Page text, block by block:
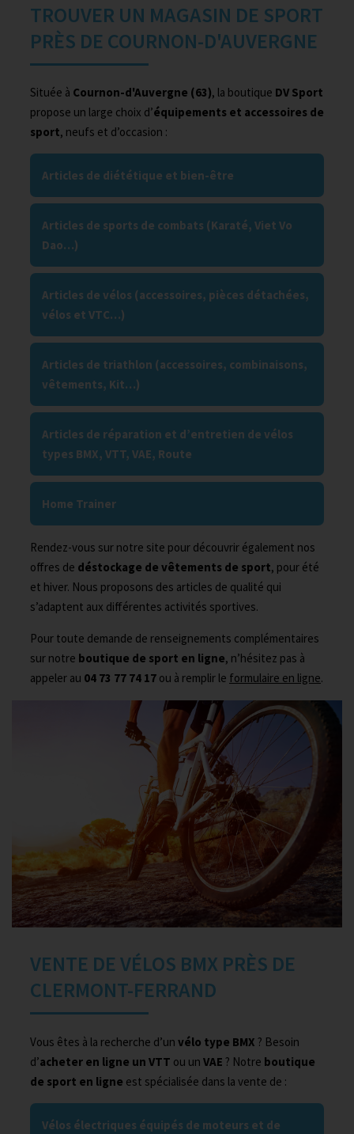
TROUVER UN MAGASIN DE SPORT
PRÈS DE COURNON-D'AUVERGNE
Située à Cournon-d'Auvergne (63), la boutique DV Sport
propose un large choix d’équipements et accessoires de
sport, neufs et d’occasion :
Articles de diététique et bien-être
Articles de sports de combats (Karaté, Viet Vo
Dao…)
Articles de vélos (accessoires, pièces détachées,
vélos et VTC…)
Articles de triathlon (accessoires, combinaisons,
vêtements, Kit…)
Articles de réparation et d’entretien de vélos
types BMX, VTT, VAE, Route
Home Trainer
Rendez-vous sur notre site pour découvrir également nos
offres de déstockage de vêtements de sport, pour été
et hiver. Nous proposons des articles de qualité qui
s’adaptent aux différentes activités sportives.
Pour toute demande de renseignements complémentaires
sur notre boutique de sport en ligne, n’hésitez pas à
appeler au 04 73 77 74 17 ou à remplir le formulaire en ligne.
VENTE DE VÉLOS BMX PRÈS DE
CLERMONT-FERRAND
Vous êtes à la recherche d’un vélo type BMX ? Besoin
d’acheter en ligne un VTT ou un VAE ? Notre boutique
de sport en ligne est spécialisée dans la vente de :
Vélos électriques équipés de moteurs et de